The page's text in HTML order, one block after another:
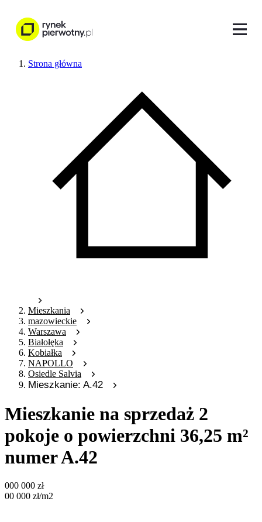
Strona główna
Mieszkania
mazowieckie
Warszawa
Białołęka
Kobiałka
NAPOLLO
Osiedle Salvia
Mieszkanie: A.42
Mieszkanie na sprzedaż 2
pokoje o powierzchni 36,25 m²
numer A.42
000 000 zł
00 000 zł/m2